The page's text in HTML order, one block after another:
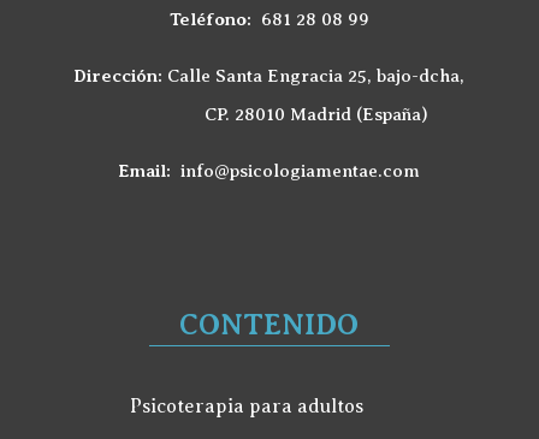
Teléfono: 681 28 08 99
Dirección: Calle Santa Engracia 25, bajo-dcha,
CP. 28010 Madrid (España)
Email:info@psicologiamentae.com
CONTENIDO
Psicoterapia para adultos